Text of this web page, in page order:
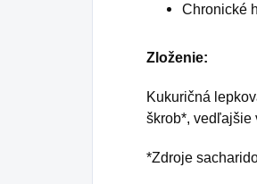
Chronické
Zloženie:
Kukuričná
škrob*, vedľajšie
*Zdroje